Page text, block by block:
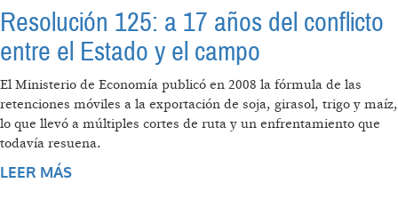
Resolución 125: a 17 años del conflicto
entre el Estado y el campo
El Ministerio de Economía publicó en 2008 la fórmula de las
retenciones móviles a la exportación de soja, girasol, trigo y maíz,
lo que llevó a múltiples cortes de ruta y un enfrentamiento que
todavía resuena.
LEER MÁS